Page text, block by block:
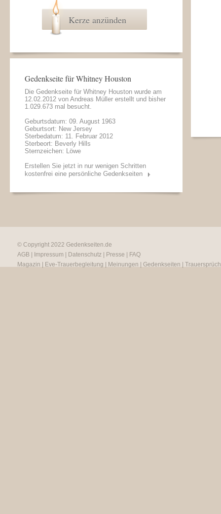
Kerze anzünden
Gedenkseite für Whitney Houston
Die Gedenkseite für Whitney Houston wurde am
12.02.2012 von Andreas Müller erstellt und bisher
1.029.673 mal besucht.
Geburtsdatum: 09. August 1963
Geburtsort: New Jersey
Sterbedatum: 11. Februar 2012
Sterbeort: Beverly Hills
Sternzeichen: Löwe
Erstellen Sie jetzt in nur wenigen Schritten
kostenfrei eine persönliche Gedenkseiten
© Copyright 2022 Gedenkseiten.de
AGB
Impressum Datenschutz Presse
FAQ
Magazin
Eve-Trauerbegleitung Meinungen Gedenkseiten